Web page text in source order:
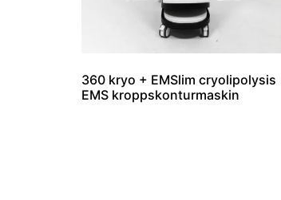
360 kryo + EMSlim cryolipolysis
EMS kroppskonturmaskin